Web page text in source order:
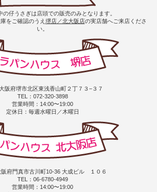
の仔うさぎは店頭での販売のみとなります。
をご確認のうえ 堺店／北大阪店の実店舗へご来店くださ
い。
阪府堺市北区東浅香山町２丁７３−３７
TEL：072-320-3898
営業時間：14:00〜19:00
定休日：毎週水曜日／木曜日
阪府門真市古川町10-36 大成ビル １０６
TEL：06-6780-4949
営業時間：14:00〜19:00